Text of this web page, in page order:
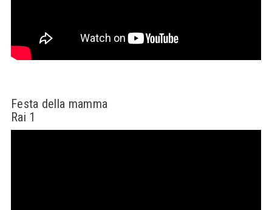
Festa della mamma
Rai 1